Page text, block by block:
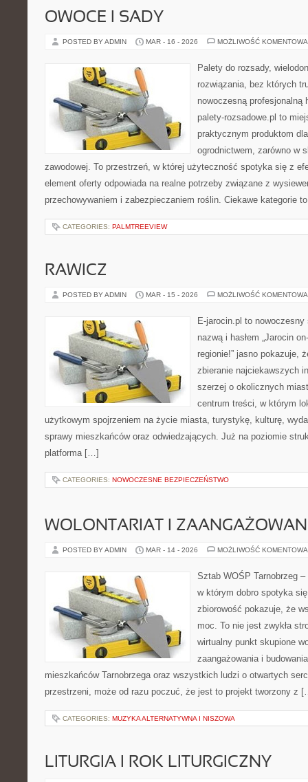
OWOCE I SADY
POSTED BY ADMIN MAR - 16 - 2026 MOŻLIWOŚĆ
Palety do rozsady,
rozwiązania, bez których
nowoczesną profesjonalną
palety-rozsadowe.pl to
praktycznym produktom
ogrodnictwem, zarówno w
zawodowej. To przestrzeń, w której użyteczność spotyka się z
element oferty odpowiada na realne potrzeby związane z
przechowywaniem i zabezpieczaniem roślin. Ciekawe kategorie
CATEGORIES: PALMTREEVIEW
RAWICZ
POSTED BY ADMIN MAR - 15 - 2026 MOŻLIWOŚĆ
E-jarocin.pl to
nazwą i hasłem „Jarocin
regionie!” jasno pokazuje,
zbieranie najciekawszych
szerzej o okolicznych
centrum treści, w którym
użytkowym spojrzeniem na życie miasta, turystykę, kulturę,
sprawy mieszkańców oraz odwiedzających. Już na poziomie
platforma […]
CATEGORIES: NOWOCZESNE BEZPIECZEŃSTWO
WOLONTARIAT I
POSTED BY ADMIN MAR - 14 - 2026 MOŻLIWOŚĆ
Sztab WOŚP Tarnobrzeg
w którym dobro spotyka
zbiorowość pokazuje, że
moc. To nie jest zwykła
wirtualny punkt skupione
zaangażowania i
mieszkańców Tarnobrzega oraz wszystkich ludzi o otwartych
przestrzeni, może od razu poczuć, że jest to projekt tworzony z
CATEGORIES: MUZYKA ALTERNATYWNA I NISZOWA
LITURGIA I ROK LITURGICZNY